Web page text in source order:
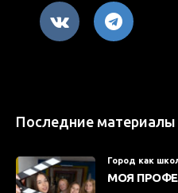
Последние материалы
Город как
МОЯ